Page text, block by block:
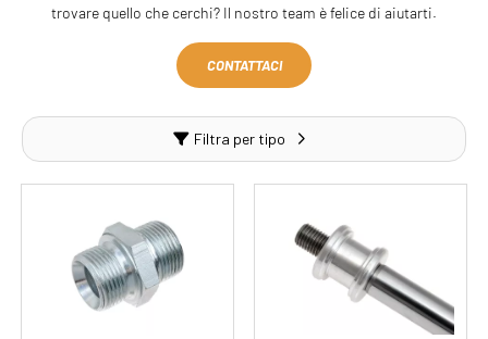
trovare quello che cerchi? Il nostro team è felice di aiutarti.
CONTATTACI
Filtra per tipo